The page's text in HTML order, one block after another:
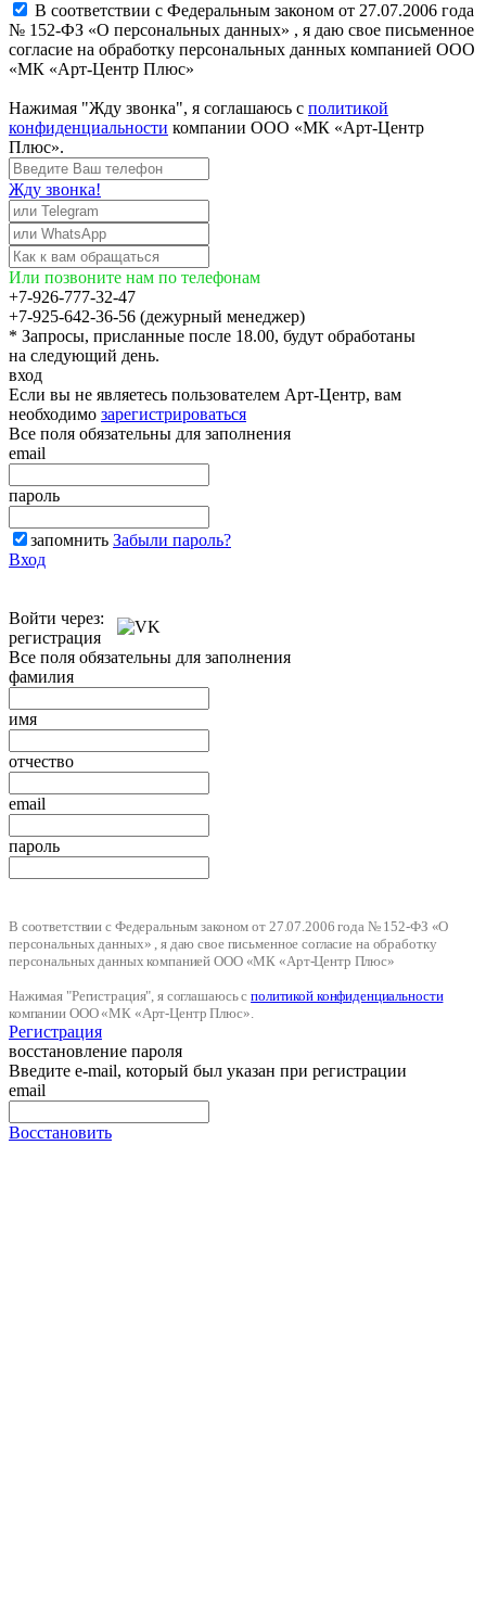
В соответствии с Федеральным законом от 27.07.2006 года
№ 152-ФЗ «О персональных данных» , я даю свое письменное
согласие на обработку персональных данных компанией ООО
«МК «Арт-Центр Плюс»
Нажимая "Жду звонка", я соглашаюсь с политикой
конфиденциальности компании ООО «МК «Арт-Центр
Плюс».
Жду звонка!
Или позвоните нам по телефонам
+7-926-777-32-47
+7-925-642-36-56 (дежурный менеджер)
* Запросы, присланные после 18.00, будут обработаны
на следующий день.
вход
Если вы не являетесь пользователем Арт-Центр, вам
необходимо зарегистрироваться
Все поля обязательны для заполнения
email
пароль
запомнить Забыли пароль?
Вход
Войти через:
регистрация
Все поля обязательны для заполнения
фамилия
имя
отчество
email
пароль
В соответствии с Федеральным законом от 27.07.2006 года № 152-ФЗ «О
персональных данных» , я даю свое письменное согласие на обработку
персональных данных компанией ООО «МК «Арт-Центр Плюс»
Нажимая "Регистрация", я соглашаюсь сполитикой конфиденциальности
компании ООО «МК «Арт-Центр Плюс».
Регистрация
восстановление пароля
Введите e-mail, который был указан при регистрации
email
Восстановить